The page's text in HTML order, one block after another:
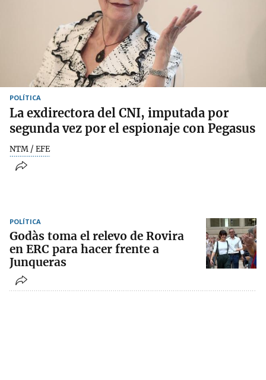
POLÍTICA
La exdirectora del CNI, imputada por
segunda vez por el espionaje con Pegasus
NTM / EFE
POLÍTICA
Godàs toma el relevo de Rovira
en ERC para hacer frente a
Junqueras